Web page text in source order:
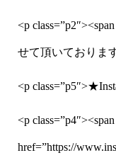
<p
せて頂いておりま
<p
<p
href=”https://